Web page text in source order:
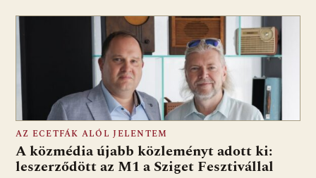
AZ ECETFÁK ALÓL JELENTEM
A közmédia újabb közleményt adott ki:
leszerződött az M1 a Sziget Fesztivállal